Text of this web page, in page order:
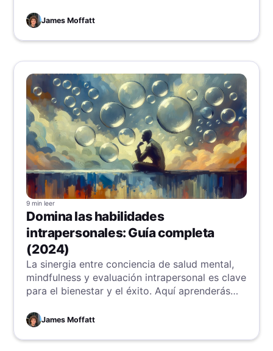
grabaciones.
James Moffatt
9 min leer
Domina las habilidades
intrapersonales: Guía completa
(2024)
La sinergia entre conciencia de salud mental,
mindfulness y evaluación intrapersonal es clave
para el bienestar y el éxito. Aquí aprenderás
potenciar tu desarrollo personal y profesional.
James Moffatt